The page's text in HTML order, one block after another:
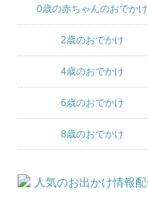
0歳の赤ちゃんのおでかけ
2歳のおでかけ
4歳のおでかけ
6歳のおでかけ
8歳のおでかけ